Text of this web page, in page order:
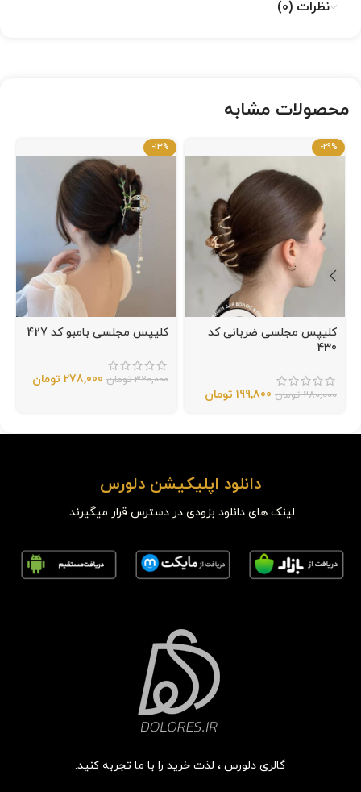
نظرات (0)
محصولات مشابه
-29%
کلیپس مجلسی ضربانی کد
430
280,000 تومان 199,800 تومان
-13%
کلیپس مجلسی بامبو کد 427
320,000 تومان 278,000 تومان
دانلود اپلیکیشن دلورس
لینک های دانلود بزودی در دسترس قرار میگیرند.
گالری دلورس ، لذت خرید را با ما تجربه کنید.